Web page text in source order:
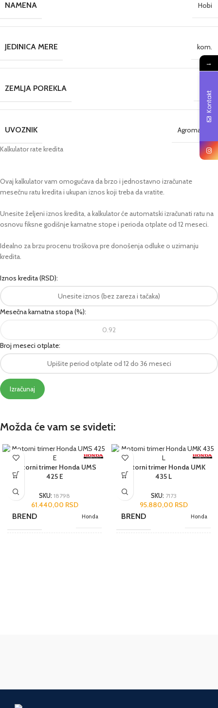
NAMENA Hobi
JEDINICA MERE kom.
ZEMLJA POREKLA Kina
UVOZNIK Agromarket
Kalkulator rate kredita
Ovaj kalkulator vam omogućava da brzo i jednostavno izračunate
mesečnu ratu kredita i ukupan iznos koji treba da vratite.
Unesite željeni iznos kredita, a kalkulator će automatski izračunati ratu na
osnovu fiksne godišnje kamatne stope i perioda otplate od 12 meseci.
Idealno za brzu procenu troškova pre donošenja odluke o uzimanju
kredita.
Iznos kredita (RSD):
Mesečna kamatna stopa (%):
Broj meseci otplate:
Izračunaj
Možda će vam se svideti:
Motorni trimer Honda UMS
425 E
SKU: 18798
61.440,00 RSD
BREND Honda
Motorni trimer Honda UMK
435 L
SKU: 7173
95.880,00 RSD
BREND Honda
→
Kontakt